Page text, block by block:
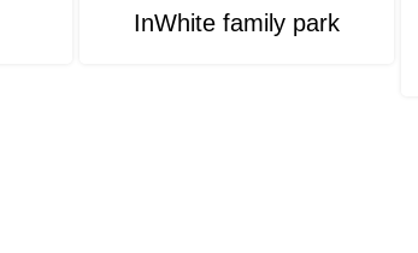
InWhite family park